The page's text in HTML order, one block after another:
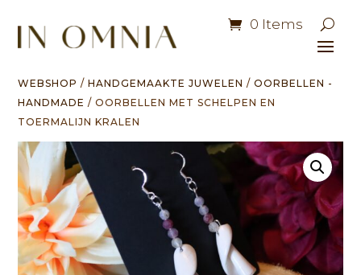
0 Items
WEBSHOP /HANDGEMAAKTE JUWELEN /OORBELLEN -
HANDMADE / OORBELLEN MET SCHELPEN EN
TOERMALIJN KRALEN